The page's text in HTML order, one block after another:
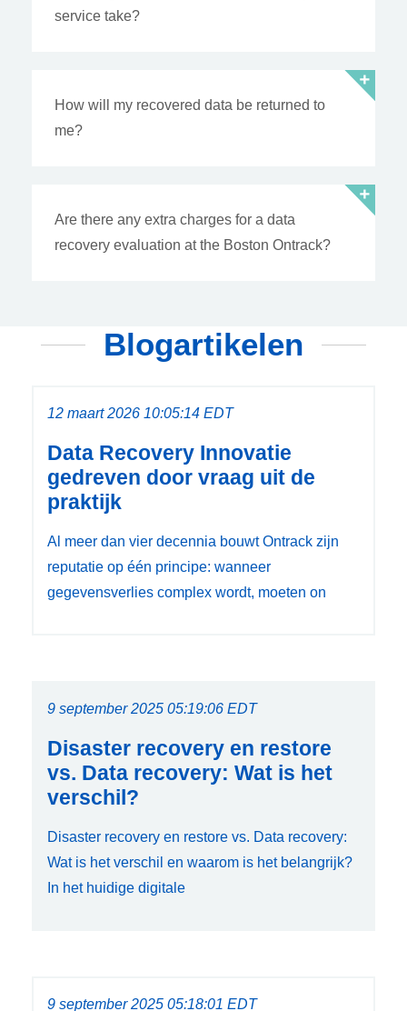
service take?
How will my recovered data be returned to
me?
Are there any extra charges for a data
recovery evaluation at the Boston Ontrack?
Blogartikelen
12 maart 2026 10:05:14 EDT
Data Recovery Innovatie
gedreven door vraag uit de
praktijk
Al meer dan vier decennia bouwt Ontrack zijn
reputatie op één principe: wanneer
gegevensverlies complex wordt, moeten on
9 september 2025 05:19:06 EDT
Disaster recovery en restore
vs. Data recovery: Wat is het
verschil?
Disaster recovery en restore vs. Data recovery:
Wat is het verschil en waarom is het belangrijk?
In het huidige digitale
9 september 2025 05:18:01 EDT